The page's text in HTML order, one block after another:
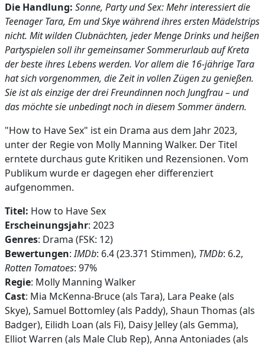
Die Handlung: Sonne, Party und Sex: Mehr interessiert die
Teenager Tara, Em und Skye während ihres ersten Mädelstrips
nicht. Mit wilden Clubnächten, jeder Menge Drinks und heißen
Partyspielen soll ihr gemeinsamer Sommerurlaub auf Kreta
der beste ihres Lebens werden. Vor allem die 16-jährige Tara
hat sich vorgenommen, die Zeit in vollen Zügen zu genießen.
Sie ist als einzige der drei Freundinnen noch Jungfrau – und
das möchte sie unbedingt noch in diesem Sommer ändern.
"How to Have Sex" ist ein Drama aus dem Jahr 2023,
unter der Regie von Molly Manning Walker. Der Titel
erntete durchaus gute Kritiken und Rezensionen. Vom
Publikum wurde er dagegen eher differenziert
aufgenommen.
Titel: How to Have Sex
Erscheinungsjahr: 2023
Genres: Drama (FSK: 12)
Bewertungen:IMDb: 6.4 (23.371 Stimmen), TMDb: 6.2,
Rotten Tomatoes: 97%
Regie: Molly Manning Walker
Cast: Mia McKenna-Bruce (als Tara), Lara Peake (als
Skye), Samuel Bottomley (als Paddy), Shaun Thomas (als
Badger), Eilidh Loan (als Fi), Daisy Jelley (als Gemma),
Elliot Warren (als Male Club Rep), Anna Antoniades (als